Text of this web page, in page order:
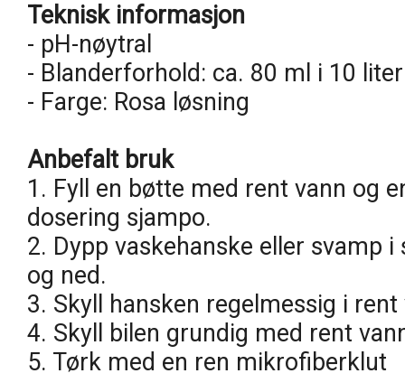
Teknisk informasjon
- pH-nøytral
- Blanderforhold: ca. 80 ml i 10
- Farge: Rosa løsning
Anbefalt bruk
1. Fyll en bøtte med rent vann og
dosering sjampo.
2. Dypp vaskehanske eller svamp
og ned.
3. Skyll hansken regelmessig i
4. Skyll bilen grundig med rent
5. Tørk med en ren mikrofiberklut